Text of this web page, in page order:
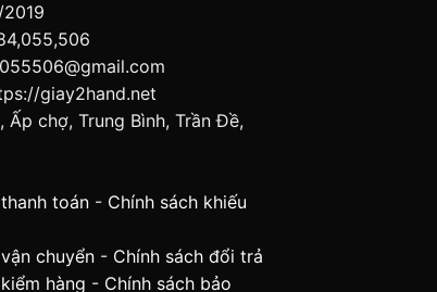
giay2hand.net
Ấp chợ, Trung Bình, Trần Đề,
toán - Chính sách khiếu
chuyển - Chính sách đổi trả
hàng - Chính sách bảo